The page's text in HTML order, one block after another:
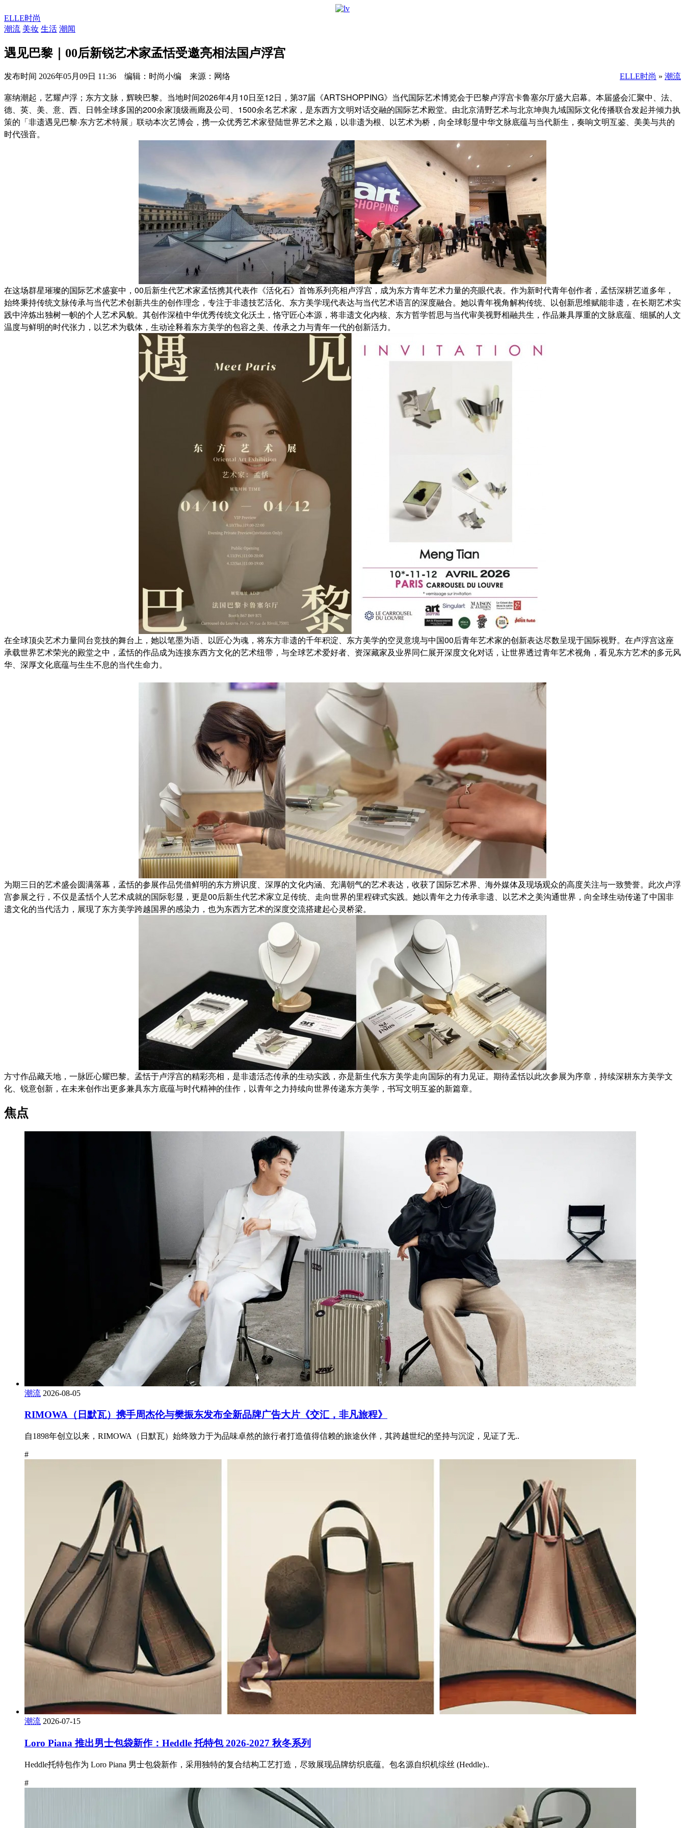
ELLE时尚
潮流 美妆 生活 潮闻
遇见巴黎｜00后新锐艺术家孟恬受邀亮相法国卢浮宫
发布时间 2026年05月09日 11:36 编辑：时尚小编 来源：网络 ELLE时尚 » 潮流
塞纳潮起，艺耀卢浮；东方文脉，辉映巴黎。当地时间2026年4月10日至12日，第37届《ARTSHOPPING》当代国际艺术博览会于巴黎卢浮宫卡鲁塞尔厅盛大启幕。本届盛会汇聚中、法、
德、英、美、意、西、日韩全球多国的200余家顶级画廊及公司、1500余名艺术家，是东西方文明对话交融的国际艺术殿堂。由北京清野艺术与北京坤舆九域国际文化传播联合发起并倾力执
策的「非遗遇见巴黎·东方艺术特展」联动本次艺博会，携一众优秀艺术家登陆世界艺术之巅，以非遗为根、以艺术为桥，向全球彰显中华文脉底蕴与当代新生，奏响文明互鉴、美美与共的
时代强音。
在这场群星璀璨的国际艺术盛宴中，00后新生代艺术家孟恬携其代表作《活化石》首饰系列亮相卢浮宫，成为东方青年艺术力量的亮眼代表。作为新时代青年创作者，孟恬深耕艺道多年，
始终秉持传统文脉传承与当代艺术创新共生的创作理念，专注于非遗技艺活化、东方美学现代表达与当代艺术语言的深度融合。她以青年视角解构传统、以创新思维赋能非遗，在长期艺术实
践中淬炼出独树一帜的个人艺术风貌。其创作深植中华优秀传统文化沃土，恪守匠心本源，将非遗文化内核、东方哲学哲思与当代审美视野相融共生，作品兼具厚重的文脉底蕴、细腻的人文
温度与鲜明的时代张力，以艺术为载体，生动诠释着东方美学的包容之美、传承之力与青年一代的创新活力。
在全球顶尖艺术力量同台竞技的舞台上，她以笔墨为语、以匠心为魂，将东方非遗的千年积淀、东方美学的空灵意境与中国00后青年艺术家的创新表达尽数呈现于国际视野。在卢浮宫这座
承载世界艺术荣光的殿堂之中，孟恬的作品成为连接东西方文化的艺术纽带，与全球艺术爱好者、资深藏家及业界同仁展开深度文化对话，让世界透过青年艺术视角，看见东方艺术的多元风
华、深厚文化底蕴与生生不息的当代生命力。
为期三日的艺术盛会圆满落幕，孟恬的参展作品凭借鲜明的东方辨识度、深厚的文化内涵、充满朝气的艺术表达，收获了国际艺术界、海外媒体及现场观众的高度关注与一致赞誉。此次卢浮
宫参展之行，不仅是孟恬个人艺术成就的国际彰显，更是00后新生代艺术家立足传统、走向世界的里程碑式实践。她以青年之力传承非遗、以艺术之美沟通世界，向全球生动传递了中国非
遗文化的当代活力，展现了东方美学跨越国界的感染力，也为东西方艺术的深度交流搭建起心灵桥梁。
方寸作品藏天地，一脉匠心耀巴黎。孟恬于卢浮宫的精彩亮相，是非遗活态传承的生动实践，亦是新生代东方美学走向国际的有力见证。期待孟恬以此次参展为序章，持续深耕东方美学文
化、锐意创新，在未来创作出更多兼具东方底蕴与时代精神的佳作，以青年之力持续向世界传递东方美学，书写文明互鉴的新篇章。
焦点
潮流 2026-08-05
RIMOWA（日默瓦）携手周杰伦与樊振东发布全新品牌广告大片《交汇，非凡旅程》
自1898年创立以来，RIMOWA（日默瓦）始终致力于为品味卓然的旅行者打造值得信赖的旅途伙伴，其跨越世纪的坚持与沉淀，见证了无..
#
潮流 2026-07-15
Loro Piana 推出男士包袋新作：Heddle 托特包 2026-2027 秋冬系列
Heddle托特包作为 Loro Piana 男士包袋新作，采用独特的复合结构工艺打造，尽致展现品牌纺织底蕴。包名源自织机综丝 (Heddle)..
#